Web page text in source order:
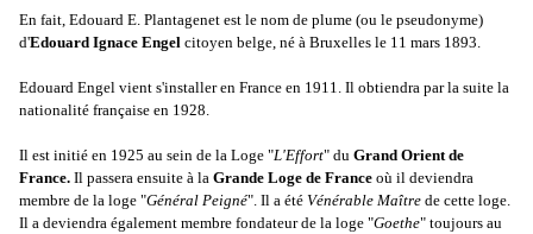
En fait, Edouard E. Plantagenet est le nom de plume (ou le pseudonyme)
d'Edouard Ignace Engel citoyen belge, né à Bruxelles le 11 mars 1893.
Edouard Engel vient s'installer en France en 1911. Il obtiendra par la suite la
nationalité française en 1928.
Il est initié en 1925 au sein de la Loge "L'Effort" du Grand Orient de
France. Il passera ensuite à la Grande Loge de France où il deviendra
membre de la loge "Général Peigné". Il a été Vénérable Maître de cette loge.
Il a deviendra également membre fondateur de la loge "Goethe" toujours au